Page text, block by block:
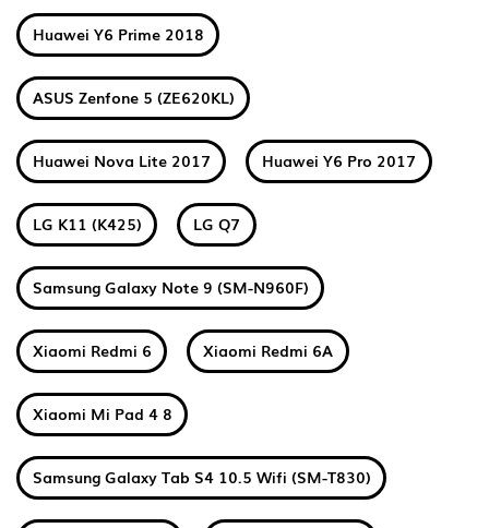
Huawei Y6 Prime 2018
ASUS Zenfone 5 (ZE620KL)
Huawei Nova Lite 2017 Huawei Y6 Pro 2017
LG K11 (K425) LG Q7
Samsung Galaxy Note 9 (SM-N960F)
Xiaomi Redmi 6 Xiaomi Redmi 6A
Xiaomi Mi Pad 4 8
Samsung Galaxy Tab S4 10.5 Wifi (SM-T830)